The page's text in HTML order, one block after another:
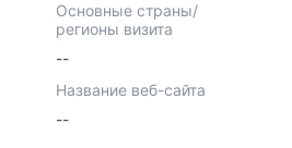
Основные страны/
регионы визита
--
Название веб-сайта
--